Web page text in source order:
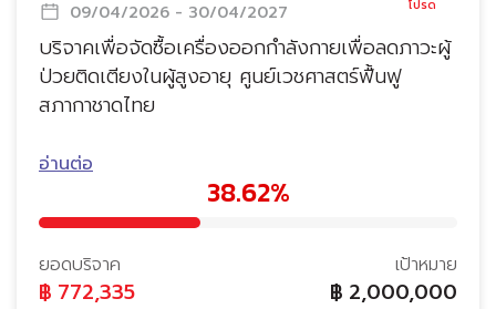
09/04/2026 - 30/04/2027
บริจาคเพื่อจัดซื้อเครื่องออกกำลังกายเพื่อลดภาวะผู้
ป่วยติดเตียงในผู้สูงอายุ ศูนย์เวชศาสตร์ฟื้นฟู
สภากาชาดไทย
อ่านต่อ
38.62%
ยอดบริจาค
฿ 772,335
เป้าหมาย
฿ 2,000,000